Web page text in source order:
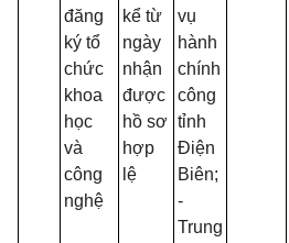
đăng
ký tổ
chức
khoa
học
và
công
nghệ
kể từ
ngày
nhận
được
hồ sơ
hợp
lệ
vụ
hành
chính
công
tỉnh
Điện
Biên;
-
Trung